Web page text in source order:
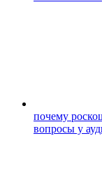
почему
вопросы у